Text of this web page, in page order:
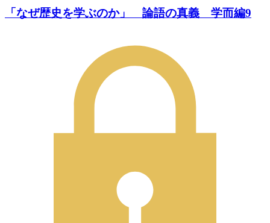
「なぜ歴史を学ぶのか」 論語の真義 学而編9